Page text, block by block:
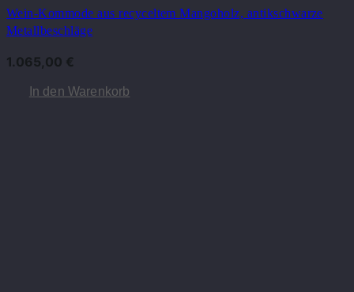
Wein-Kommode aus recyceltem Mangoholz, antikschwarze
Metallbeschläge
1.065,00 €
In den Warenkorb